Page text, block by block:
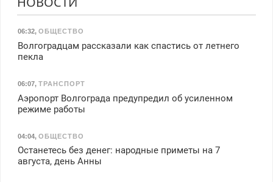
06:32, ОБЩЕСТВО
Волгоградцам рассказали как спастись от летнего
пекла
06:07, ТРАНСПОРТ
Аэропорт Волгограда предупредил об усиленном
режиме работы
04:04, ОБЩЕСТВО
Останетесь без денег: народные приметы на 7
августа, день Анны